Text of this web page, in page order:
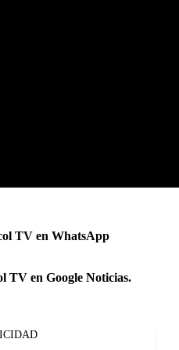
TV en WhatsApp
TV en Google Noticias.